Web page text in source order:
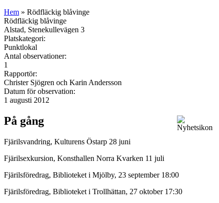
Hem » Rödfläckig blåvinge
Rödfläckig blåvinge
Alstad, Stenekullevägen 3
Platskategori:
Punktlokal
Antal observationer:
1
Rapportör:
Christer Sjögren och Karin Andersson
Datum för observation:
1 augusti 2012
På gång
Fjärilsvandring, Kulturens Östarp 28 juni
Fjärilsexkursion, Konsthallen Norra Kvarken 11 juli
Fjärilsföredrag, Biblioteket i Mjölby, 23 september 18:00
Fjärilsföredrag, Biblioteket i Trollhättan, 27 oktober 17:30